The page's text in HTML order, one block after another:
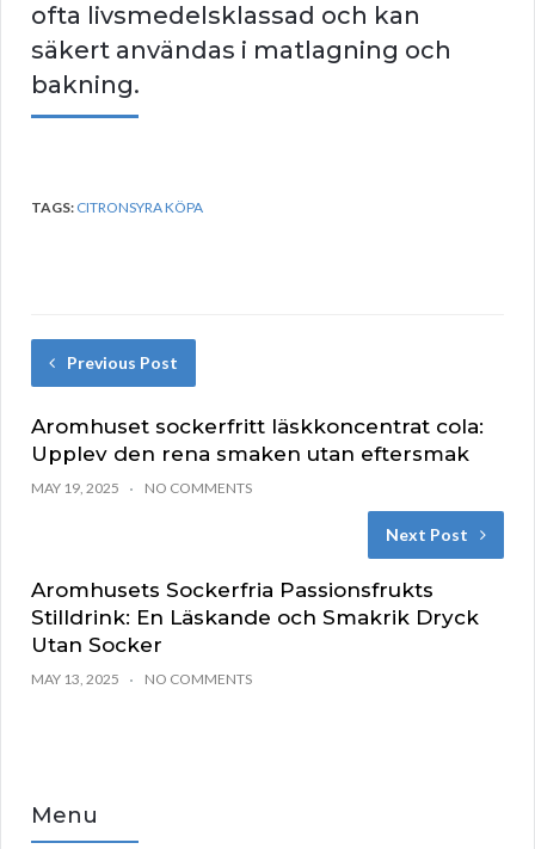
ofta livsmedelsklassad och kan
säkert användas i matlagning och
bakning.
TAGS: CITRONSYRA KÖPA
Previous Post
Aromhuset sockerfritt läskkoncentrat cola:
Upplev den rena smaken utan eftersmak
MAY 19, 2025 NO COMMENTS
Next Post
Aromhusets Sockerfria Passionsfrukts
Stilldrink: En Läskande och Smakrik Dryck
Utan Socker
MAY 13, 2025 NO COMMENTS
Menu